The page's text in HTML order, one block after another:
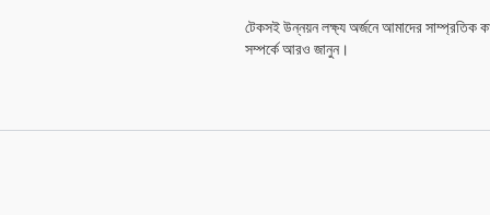
টেকসই উন্নয়ন লক্ষ্য অর্জনে আমাদের সাম্প্রতিক
সম্পর্কে আরও জানুন।